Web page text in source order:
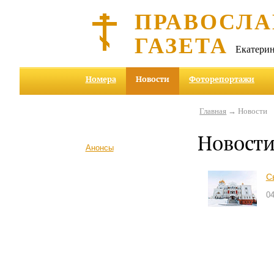
ГАЗЕТА
Номера Новости Фоторепортажи
Анонсы
Главная → Новости